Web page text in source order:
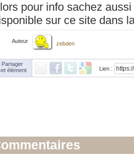
pour info sachez
sur ce site dans
Auteur zebden
Partager
élément
Lien :